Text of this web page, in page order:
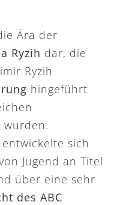
Ära der
Ryzih dar, die
Ryzih
hingeführt
sich
Jugend an Titel
über eine sehr
des ABC